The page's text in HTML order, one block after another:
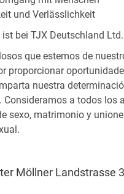
und Verlässlichkeit
bei TJX Deutschland
que estemos de
proporcionar
nuestra
Consideramos a todos los
sexo, matrimonio y
Möllner Landstrasse 3